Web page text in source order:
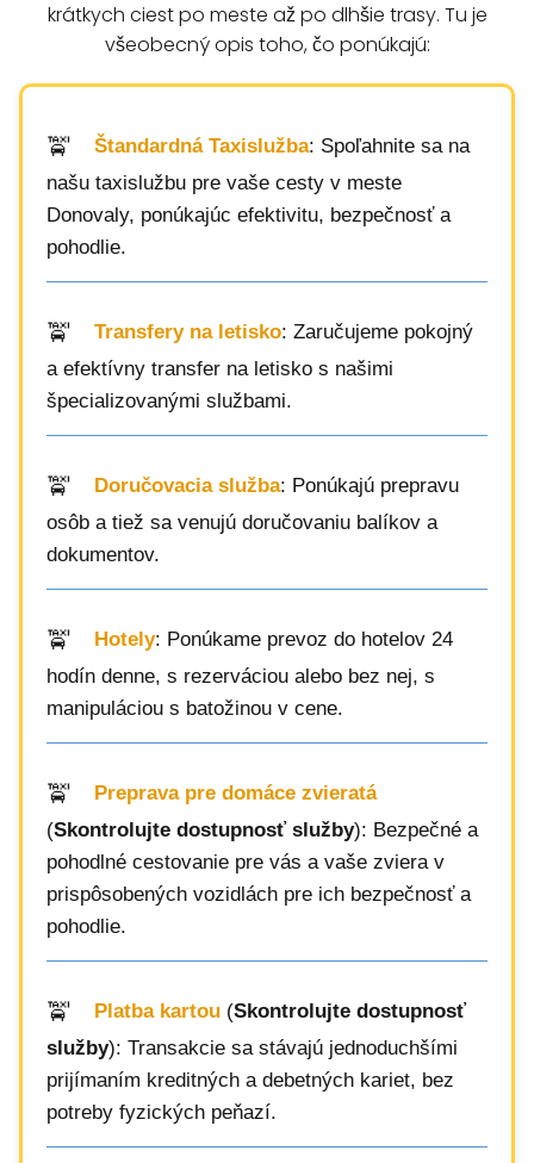
krátkych ciest po meste až po dlhšie trasy. Tu je
všeobecný opis toho, čo ponúkajú:
Štandardná Taxislužba: Spoľahnite sa na
našu taxislužbu pre vaše cesty v meste
Donovaly, ponúkajúc efektivitu, bezpečnosť a
pohodlie.
Transfery na letisko: Zaručujeme pokojný
a efektívny transfer na letisko s našimi
špecializovanými službami.
Doručovacia služba: Ponúkajú prepravu
osôb a tiež sa venujú doručovaniu balíkov a
dokumentov.
Hotely: Ponúkame prevoz do hotelov 24
hodín denne, s rezerváciou alebo bez nej, s
manipuláciou s batožinou v cene.
Preprava pre domáce zvieratá
(Skontrolujte dostupnosť služby): Bezpečné a
pohodlné cestovanie pre vás a vaše zviera v
prispôsobených vozidlách pre ich bezpečnosť a
pohodlie.
Platba kartou (Skontrolujte dostupnosť
služby): Transakcie sa stávajú jednoduchšími
prijímaním kreditných a debetných kariet, bez
potreby fyzických peňazí.